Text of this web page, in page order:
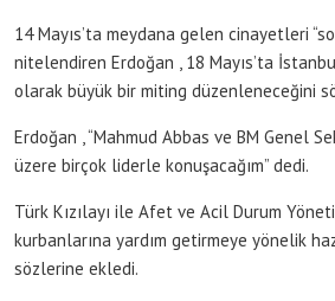
14 Mayıs’ta meydana gelen cinayetleri
nitelendiren Erdoğan , 18 Mayıs’ta
olarak büyük bir miting düzenleneceğini
Erdoğan , “Mahmud Abbas ve BM Genel
üzere birçok liderle konuşacağım” dedi.
Türk Kızılayı ile Afet ve Acil Durum
kurbanlarına yardım getirmeye yönelik
sözlerine ekledi.